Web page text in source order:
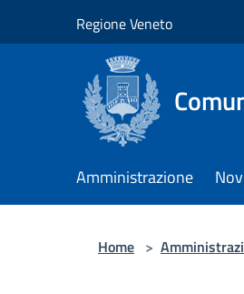
Regione Veneto
Amministrazione
Home >